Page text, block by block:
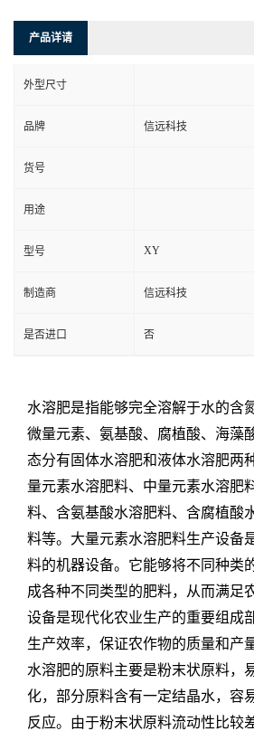
产品详请
外型尺寸
品牌 信远科技
货号
用途
型号 XY
制造商 信远科技
是否进口 否
水溶肥是指能够完全溶解于水的含
微量元素、氨基酸、腐植酸、海藻
态分有固体水溶肥和液体水溶肥两
量元素水溶肥料、中量元素水溶肥
料、含氨基酸水溶肥料、含腐植酸
料等。 大量元素水溶肥料生产设备
料的机器设备。它能够将不同种类
成各种不同类型的肥料，从而满足
设备是现代化农业生产的重要组成
生产效率，保证农作物的质量和产量
水溶肥的原料主要是粉末状原料，
化，部分原料含有一定结晶水，容
反应。由于粉末状原料流动性比较